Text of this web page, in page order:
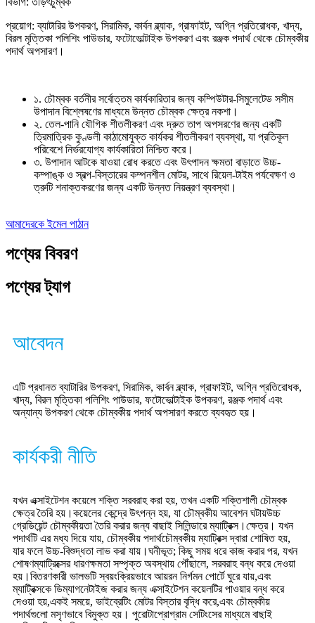
প্রয়োগ: ব্যাটারির উপকরণ, সিরামিক, কার্বন ব্ল্যাক, গ্রাফাইট, অগ্নি প্রতিরোধক, খাদ্য,
বিরল মৃত্তিকা পলিশিং পাউডার, ফটোভোল্টাইক উপকরণ এবং রঞ্জক পদার্থ থেকে চৌম্বকীয়
পদার্থ অপসারণ।
১. চৌম্বক বর্তনীর সর্বোত্তম কার্যকারিতার জন্য কম্পিউটার-সিমুলেটেড সসীম
উপাদান বিশ্লেষণের মাধ্যমে উন্নত চৌম্বক ক্ষেত্র নকশা।
২. তেল-পানি যৌগিক শীতলীকরণ এবং দ্রুত তাপ অপসরণের জন্য একটি
ত্রিমাত্রিক কুণ্ডলী কাঠামোযুক্ত কার্যকর শীতলীকরণ ব্যবস্থা, যা প্রতিকূল
পরিবেশে নির্ভরযোগ্য কার্যকারিতা নিশ্চিত করে।
৩. উপাদান আটকে যাওয়া রোধ করতে এবং উৎপাদন ক্ষমতা বাড়াতে উচ্চ-
কম্পাঙ্ক ও স্বল্প-বিস্তারের কম্পনশীল মোটর, সাথে রিয়েল-টাইম পর্যবেক্ষণ ও
ত্রুটি শনাক্তকরণের জন্য একটি উন্নত নিয়ন্ত্রণ ব্যবস্থা।
আমাদেরকে ইমেল পাঠান
পণ্যের বিবরণ
পণ্যের ট্যাগ
আবেদন
এটি প্রধানত ব্যাটারির উপকরণ, সিরামিক, কার্বন ব্ল্যাক, গ্রাফাইট, অগ্নি প্রতিরোধক,
খাদ্য, বিরল মৃত্তিকা পলিশিং পাউডার, ফটোভোল্টাইক উপকরণ, রঞ্জক পদার্থ এবং
অন্যান্য উপকরণ থেকে চৌম্বকীয় পদার্থ অপসারণ করতে ব্যবহৃত হয়।
কার্যকরী নীতি
যখন এক্সাইটেশন কয়েলে শক্তি সরবরাহ করা হয়, তখন একটি শক্তিশালী চৌম্বক
ক্ষেত্র তৈরি হয়। কয়েলের কেন্দ্রে উৎপন্ন হয়, যা চৌম্বকীয় আবেশন ঘটায়উচ্চ
গ্রেডিয়েন্ট চৌম্বকীয়তা তৈরি করার জন্য বাছাই সিলিন্ডারে ম্যাট্রিক্স। ক্ষেত্র। যখন
পদার্থটি এর মধ্য দিয়ে যায়, চৌম্বকীয় পদার্থচৌম্বকীয় ম্যাট্রিক্স দ্বারা শোষিত হয়,
যার ফলে উচ্চ-বিশুদ্ধতা লাভ করা যায়। ঘনীভূত; কিছু সময় ধরে কাজ করার পর, যখন
শোষণম্যাট্রিক্সের ধারণক্ষমতা সম্পৃক্ত অবস্থায় পৌঁছালে, সরবরাহ বন্ধ করে দেওয়া
হয়। বিতরণকারী ভালভটি স্বয়ংক্রিয়ভাবে আয়রন নির্গমন পোর্টে ঘুরে যায়,এবং
ম্যাট্রিক্সকে ডিম্যাগনেটাইজ করার জন্য এক্সাইটেশন কয়েলটির পাওয়ার বন্ধ করে
দেওয়া হয়,একই সময়ে, ভাইব্রেটিং মোটর বিস্তার বৃদ্ধি করে,এবং চৌম্বকীয়
পদার্থগুলো মসৃণভাবে বিমুক্ত হয়। পুরোটাপ্রোগ্রাম সেটিংসের মাধ্যমে বাছাই